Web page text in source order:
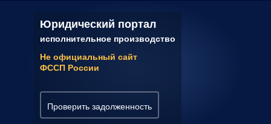
Юридический портал
исполнительное производство
Не официальный сайт
ФССП России
Проверить задолженность